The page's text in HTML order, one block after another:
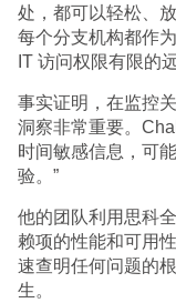
处，都可以轻松、
每个分支机构都作
IT 访问权限有限的
事实证明，在监控
洞察非常重要。
时间敏感信息，可
验。”
他的团队利用思科
赖项的性能和可用
速查明任何问题的
生。